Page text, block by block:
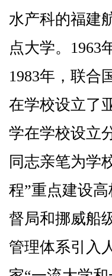
水产科的福建
点大学。 1963
1983年，联合
在学校设立了
学在学校设立
同志亲笔为学
程”重点建设高
督局和挪威船
管理体系引入